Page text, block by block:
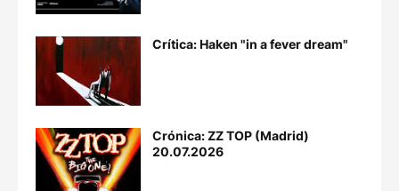
Crítica: Haken "in a fever dream"
Crónica: ZZ TOP (Madrid)
20.07.2026